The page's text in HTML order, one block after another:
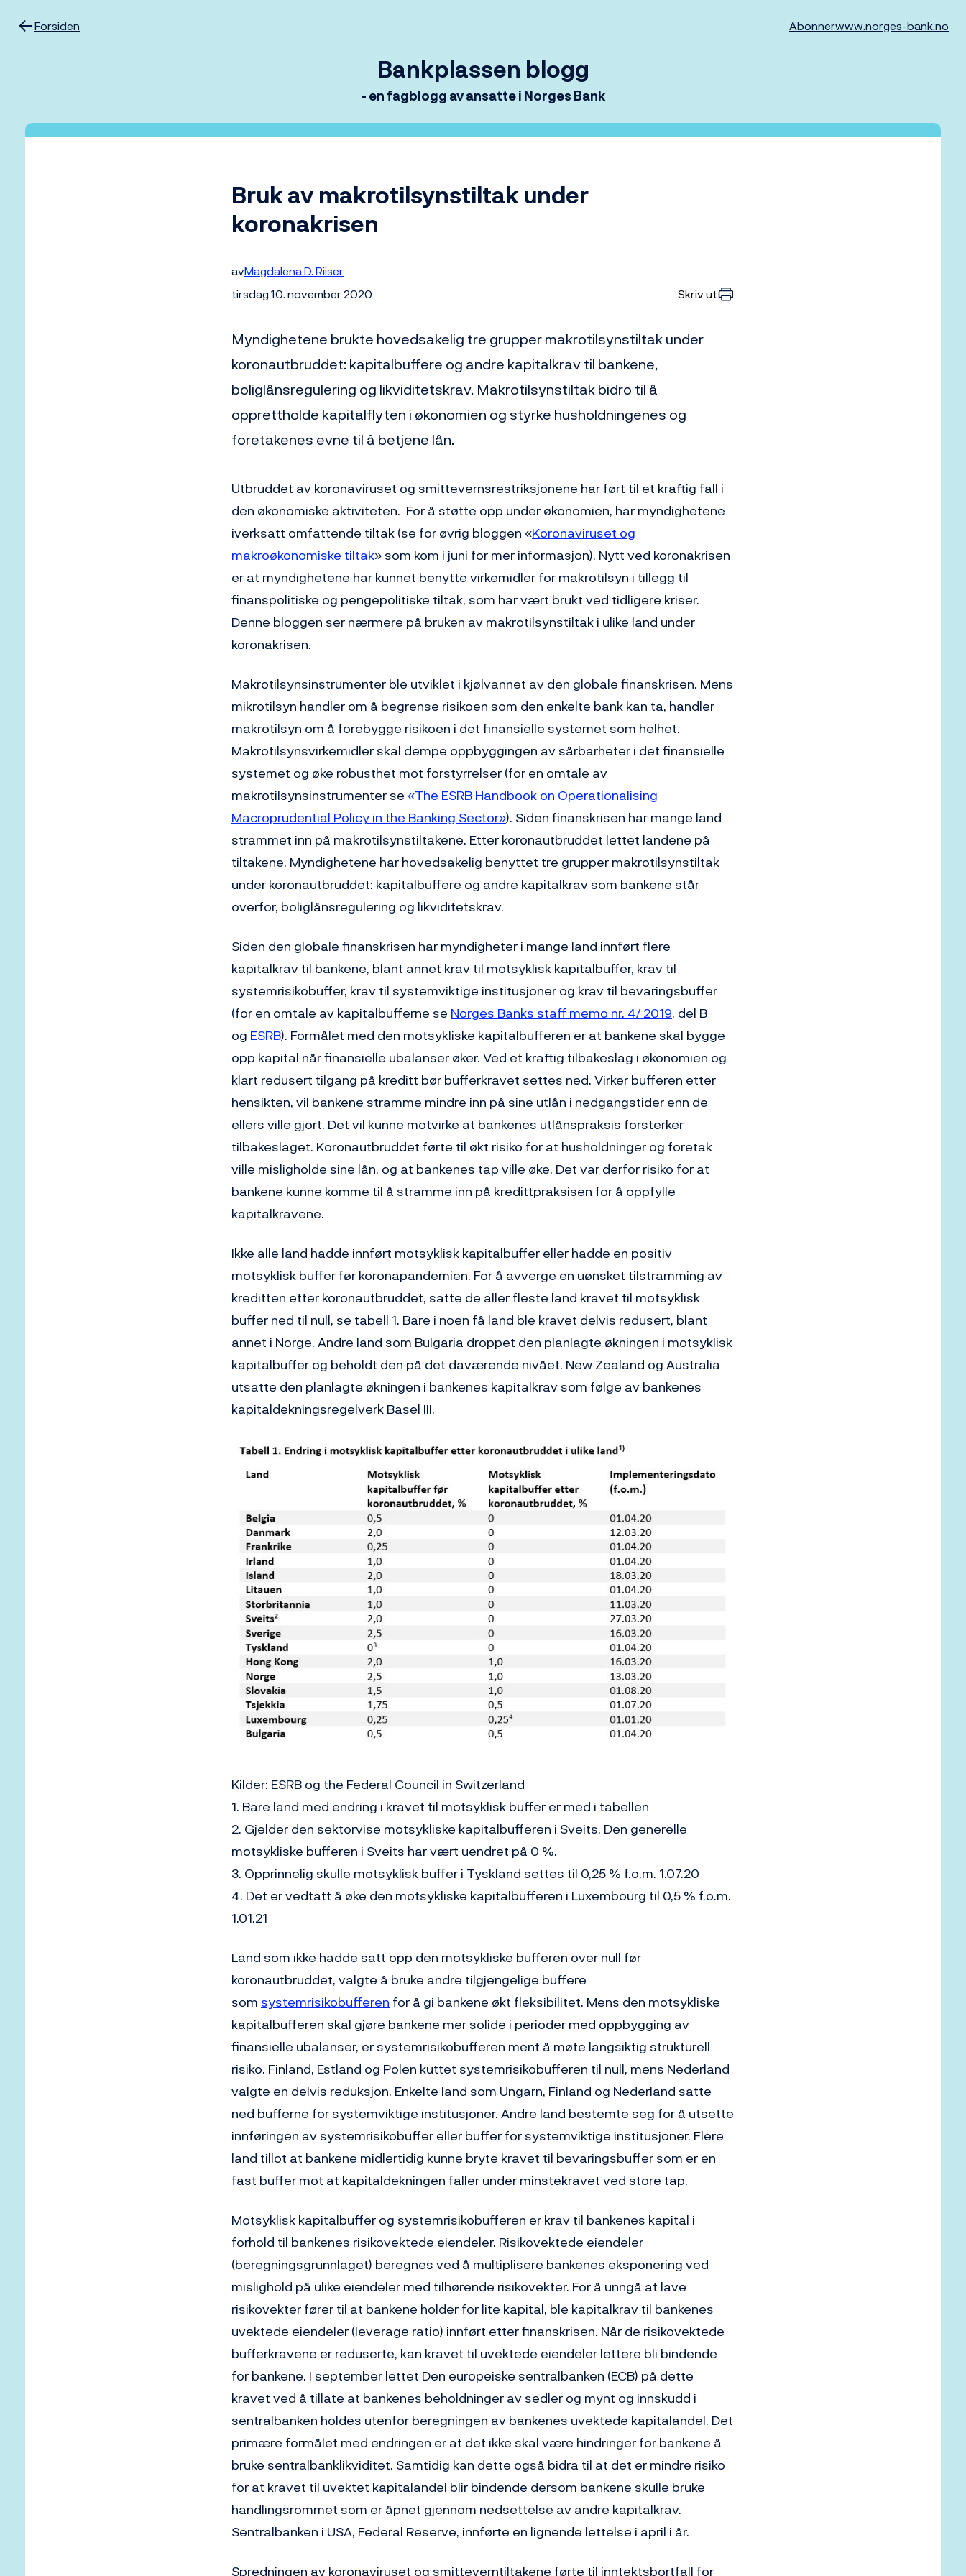
Forsiden Abonnerwww.norges-bank.no
Bankplassen blogg
- en fagblogg av ansatte i Norges Bank
Bruk av makrotilsynstiltak under
koronakrisen
avMagdalena D. Riiser
tirsdag 10. november 2020
Skriv ut
Myndighetene brukte hovedsakelig tre grupper makrotilsynstiltak under
koronautbruddet: kapitalbuffere og andre kapitalkrav til bankene,
boliglånsregulering og likviditetskrav. Makrotilsynstiltak bidro til å
opprettholde kapitalflyten i økonomien og styrke husholdningenes og
foretakenes evne til å betjene lån.
Utbruddet av koronaviruset og smittevernsrestriksjonene har ført til et kraftig fall i
den økonomiske aktiviteten. For å støtte opp under økonomien, har myndighetene
iverksatt omfattende tiltak (se for øvrig bloggen «Koronaviruset og
makroøkonomiske tiltak» som kom i juni for mer informasjon). Nytt ved koronakrisen
er at myndighetene har kunnet benytte virkemidler for makrotilsyn i tillegg til
finanspolitiske og pengepolitiske tiltak, som har vært brukt ved tidligere kriser.
Denne bloggen ser nærmere på bruken av makrotilsynstiltak i ulike land under
koronakrisen.
Makrotilsynsinstrumenter ble utviklet i kjølvannet av den globale finanskrisen. Mens
mikrotilsyn handler om å begrense risikoen som den enkelte bank kan ta, handler
makrotilsyn om å forebygge risikoen i det finansielle systemet som helhet.
Makrotilsynsvirkemidler skal dempe oppbyggingen av sårbarheter i det finansielle
systemet og øke robusthet mot forstyrrelser (for en omtale av
makrotilsynsinstrumenter se «The ESRB Handbook on Operationalising
Macroprudential Policy in the Banking Sector»). Siden finanskrisen har mange land
strammet inn på makrotilsynstiltakene. Etter koronautbruddet lettet landene på
tiltakene. Myndighetene har hovedsakelig benyttet tre grupper makrotilsynstiltak
under koronautbruddet: kapitalbuffere og andre kapitalkrav som bankene står
overfor, boliglånsregulering og likviditetskrav.
Siden den globale finanskrisen har myndigheter i mange land innført flere
kapitalkrav til bankene, blant annet krav til motsyklisk kapitalbuffer, krav til
systemrisikobuffer, krav til systemviktige institusjoner og krav til bevaringsbuffer
(for en omtale av kapitalbufferne se Norges Banks staff memo nr. 4/ 2019, del B
og ESRB). Formålet med den motsykliske kapitalbufferen er at bankene skal bygge
opp kapital når finansielle ubalanser øker. Ved et kraftig tilbakeslag i økonomien og
klart redusert tilgang på kreditt bør bufferkravet settes ned. Virker bufferen etter
hensikten, vil bankene stramme mindre inn på sine utlån i nedgangstider enn de
ellers ville gjort. Det vil kunne motvirke at bankenes utlånspraksis forsterker
tilbakeslaget. Koronautbruddet førte til økt risiko for at husholdninger og foretak
ville misligholde sine lån, og at bankenes tap ville øke. Det var derfor risiko for at
bankene kunne komme til å stramme inn på kredittpraksisen for å oppfylle
kapitalkravene.
Ikke alle land hadde innført motsyklisk kapitalbuffer eller hadde en positiv
motsyklisk buffer før koronapandemien. For å avverge en uønsket tilstramming av
kreditten etter koronautbruddet, satte de aller fleste land kravet til motsyklisk
buffer ned til null, se tabell 1. Bare i noen få land ble kravet delvis redusert, blant
annet i Norge. Andre land som Bulgaria droppet den planlagte økningen i motsyklisk
kapitalbuffer og beholdt den på det daværende nivået. New Zealand og Australia
utsatte den planlagte økningen i bankenes kapitalkrav som følge av bankenes
kapitaldekningsregelverk Basel III.
Kilder: ESRB og the Federal Council in Switzerland
1. Bare land med endring i kravet til motsyklisk buffer er med i tabellen
2. Gjelder den sektorvise motsykliske kapitalbufferen i Sveits. Den generelle
motsykliske bufferen i Sveits har vært uendret på 0 %.
3. Opprinnelig skulle motsyklisk buffer i Tyskland settes til 0,25 % f.o.m. 1.07.20
4. Det er vedtatt å øke den motsykliske kapitalbufferen i Luxembourg til 0,5 % f.o.m.
1.01.21
Land som ikke hadde satt opp den motsykliske bufferen over null før
koronautbruddet, valgte å bruke andre tilgjengelige buffere
som systemrisikobufferen for å gi bankene økt fleksibilitet. Mens den motsykliske
kapitalbufferen skal gjøre bankene mer solide i perioder med oppbygging av
finansielle ubalanser, er systemrisikobufferen ment å møte langsiktig strukturell
risiko. Finland, Estland og Polen kuttet systemrisikobufferen til null, mens Nederland
valgte en delvis reduksjon. Enkelte land som Ungarn, Finland og Nederland satte
ned bufferne for systemviktige institusjoner. Andre land bestemte seg for å utsette
innføringen av systemrisikobuffer eller buffer for systemviktige institusjoner. Flere
land tillot at bankene midlertidig kunne bryte kravet til bevaringsbuffer som er en
fast buffer mot at kapitaldekningen faller under minstekravet ved store tap.
Motsyklisk kapitalbuffer og systemrisikobufferen er krav til bankenes kapital i
forhold til bankenes risikovektede eiendeler. Risikovektede eiendeler
(beregningsgrunnlaget) beregnes ved å multiplisere bankenes eksponering ved
mislighold på ulike eiendeler med tilhørende risikovekter. For å unngå at lave
risikovekter fører til at bankene holder for lite kapital, ble kapitalkrav til bankenes
uvektede eiendeler (leverage ratio) innført etter finanskrisen. Når de risikovektede
bufferkravene er reduserte, kan kravet til uvektede eiendeler lettere bli bindende
for bankene. I september lettet Den europeiske sentralbanken (ECB) på dette
kravet ved å tillate at bankenes beholdninger av sedler og mynt og innskudd i
sentralbanken holdes utenfor beregningen av bankenes uvektede kapitalandel. Det
primære formålet med endringen er at det ikke skal være hindringer for bankene å
bruke sentralbanklikviditet. Samtidig kan dette også bidra til at det er mindre risiko
for at kravet til uvektet kapitalandel blir bindende dersom bankene skulle bruke
handlingsrommet som er åpnet gjennom nedsettelse av andre kapitalkrav.
Sentralbanken i USA, Federal Reserve, innførte en lignende lettelse i april i år.
Spredningen av koronaviruset og smitteverntiltakene førte til inntektsbortfall for